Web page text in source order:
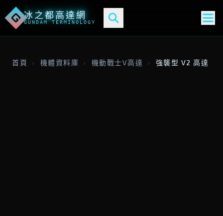
G冰之都高達網
GUNDAM TERMINOLOGY
首頁 › 機體資料庫 › 機動戰士V高達 › 強襲型 V2 高達